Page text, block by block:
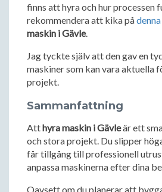
finns att hyra och hur processen
rekommendera att kika på
maskin i Gävle.
Jag tyckte själv att den gav en
maskiner som kan vara aktuella
projekt.
Sammanfattning
Atthyra maskin i Gävleär ett
och stora projekt. Du slipper
får tillgång till professionell
anpassa maskinerna efter dina
Oavsett om du planerar att